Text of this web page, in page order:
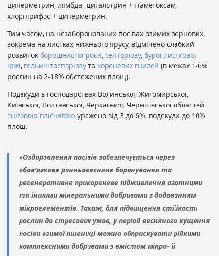
циперметрин, лямбда- цигалотрин + тіаметоксам,
хлорпірифос + циперметрин.
Тим часом, на незаборонованих посівах озимих зернових,
зокрема на листках нижнього ярусу, відмічено слабкий
розвиток борошнистої роси, септоріозу, бурої листкової
іржі, гельмінтоспоріозу та кореневих гнилей (в межах 1-6%
рослин на 2-18% обстежених площ).
Подекуди в господарствах Волинської, Житомирської,
Київської, Полтавської, Черкаської, Чернігівської областей
сніговою пліснявою уражено від 3 до 6%, подекуди до 10%
площ.
«Оздоровлення посівів забезпечується через
обов’язкове ранньовесняне боронування та
регенеративне прикореневе підживлення азотними
та іншими мінеральними добривами з додаванням
мікроелементів. Також, для підвищення стійкості
рослин до стресових умов, у період весняного кущення
посіви озимої пшениці можна обприскувати рідкими
комплексними добривами з вмістом мікро- й